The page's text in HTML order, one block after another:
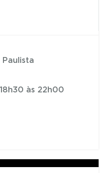
Paulista
às 22h00